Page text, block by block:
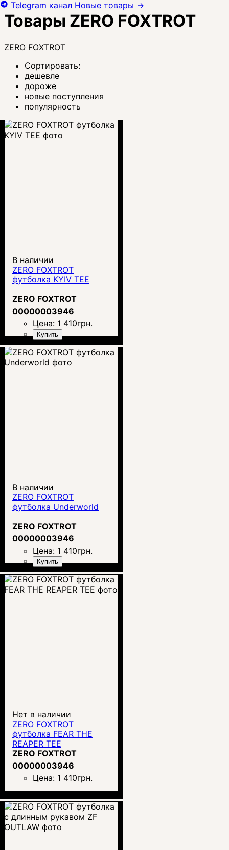
Товары ZERO FOXTROT
ZERO FOXTROT
Сортировать:
дешевле
дороже
новые поступления
популярность
В наличии
ZERO FOXTROT
футболка KYIV TEE
ZERO FOXTROT
00000003946
Цена: 1 410грн.
Купить
В наличии
ZERO FOXTROT
футболка Underworld
ZERO FOXTROT
00000003946
Цена: 1 410грн.
Купить
Нет в наличии
ZERO FOXTROT
футболка FEAR THE
REAPER TEE
ZERO FOXTROT
00000003946
Цена: 1 410грн.
Telegram канал Новые товары →